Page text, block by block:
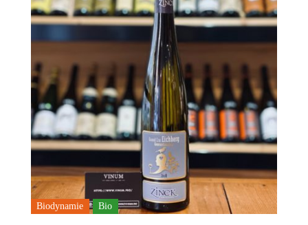
Biodynamie Bio